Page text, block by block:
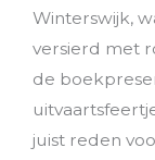
Winterswijk,
versierd met
de
juist reden